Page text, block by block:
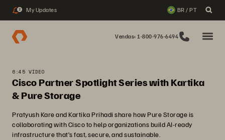
2 My Updates BR / PT
Vendas: 1-800-976-6494
6:45 VÍDEO
Cisco Partner Spotlight Series with Kartika
& Pure Storage
Pratyush Kare and Kartika Prihadi share how Pure Storage is
collaborating with Cisco to help organizations build AI-ready
infrastructure that’s fast, secure, and sustainable.